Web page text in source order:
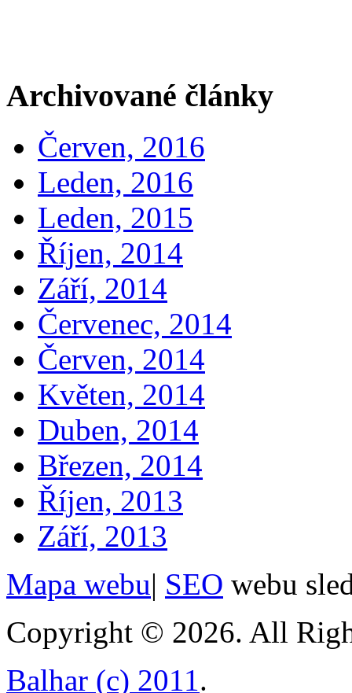
Archivované články
Červen, 2016
Leden, 2016
Leden, 2015
Říjen, 2014
Září, 2014
Červenec, 2014
Červen, 2014
Květen, 2014
Duben, 2014
Březen, 2014
Říjen, 2013
Září, 2013
Mapa webu| SEO webu
Copyright © 2026. All
Balhar (c) 2011.